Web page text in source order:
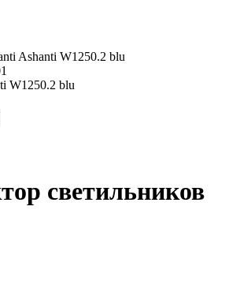
Ashanti W1250.2 blu
W1250.2 blu
светильников